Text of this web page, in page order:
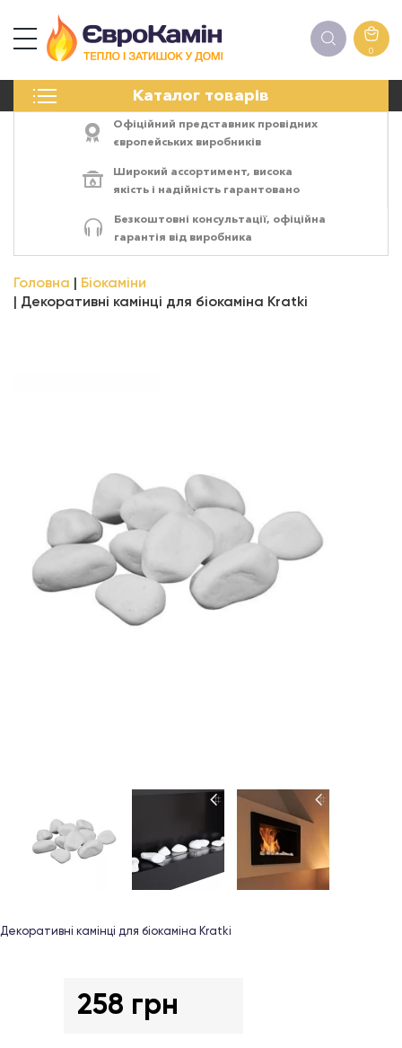
0
Каталог товарів
ПЕЧІ
ЕЛЕКТРОКАМІНИ
АКСЕСУАРИ
Офіційний представник провідних
європейських виробників
Широкий ассортимент, висока
якість і надійність гарантовано
Безкоштовні консультації, офіційна
гарантія від виробника
Головна
Біокаміни
Декоративні камінці для біокаміна Kratki
Декоративні камінці для біокаміна Kratki
258 грн